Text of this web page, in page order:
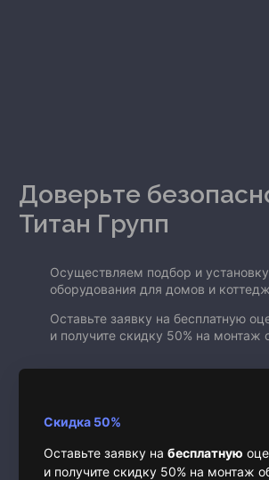
Доверьте безопасность
Титан Групп
Осуществляем подбор и
оборудования для домов и
Оставьте заявку на бесплатную
и получите скидку 50% на монтаж
Скидка 50%
Оставьте заявку на бесплатную
и получите скидку 50% на монтаж